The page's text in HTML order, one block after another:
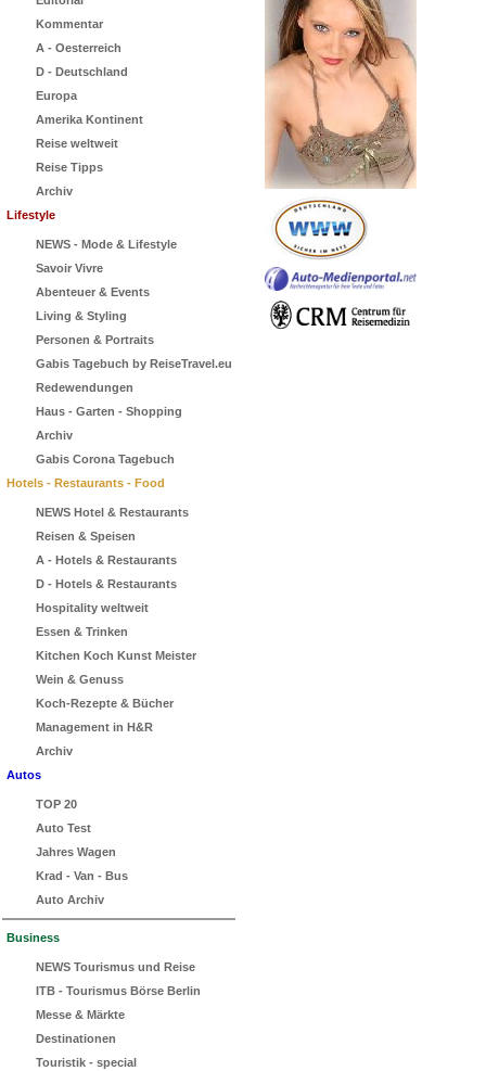
Kommentar
A - Oesterreich
D - Deutschland
Europa
Amerika Kontinent
Reise weltweit
Reise Tipps
Archiv
Lifestyle
NEWS - Mode & Lifestyle
Savoir Vivre
Abenteuer & Events
Living & Styling
Personen & Portraits
Gabis Tagebuch by ReiseTravel.eu
Redewendungen
Haus - Garten - Shopping
Archiv
Gabis Corona Tagebuch
Hotels - Restaurants - Food
NEWS Hotel & Restaurants
Reisen & Speisen
A - Hotels & Restaurants
D - Hotels & Restaurants
Hospitality weltweit
Essen & Trinken
Kitchen Koch Kunst Meister
Wein & Genuss
Koch-Rezepte & Bücher
Management in H&R
Archiv
Autos
TOP 20
Auto Test
Jahres Wagen
Krad - Van - Bus
Auto Archiv
Business
NEWS Tourismus und Reise
ITB - Tourismus Börse Berlin
Messe & Märkte
Destinationen
Touristik - special